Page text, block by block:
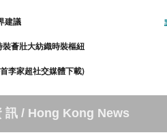
極接納業界建議
」 時裝薈壯大紡織時裝樞
(特首李家超社交媒體下
訊 / Hong Kong News